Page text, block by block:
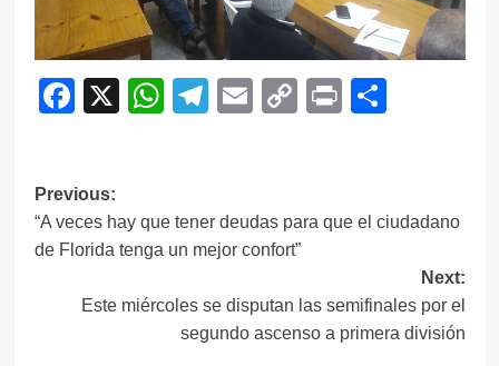
Facebook
X WhatsApp
Telegram
EmailCopy
Print
Navegación
de
entradas
Previous:
“A veces hay que tener deudas para que el ciudadano
de Florida tenga un mejor confort”
Next:
Este miércoles se disputan las semifinales por el
segundo ascenso a primera división